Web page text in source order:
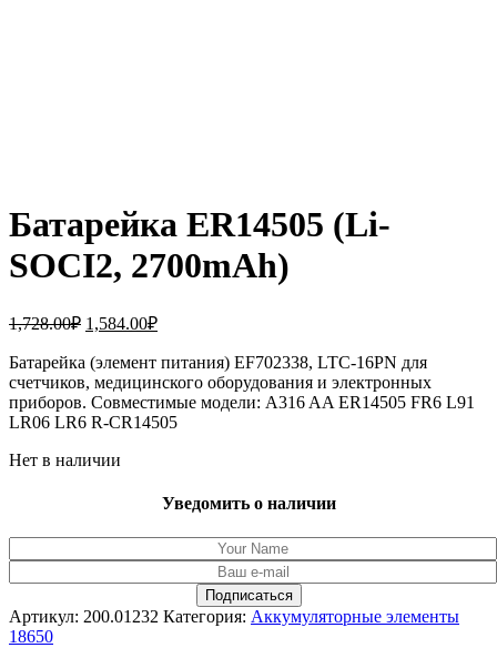
Батарейка ER14505 (Li-
SOCI2, 2700mAh)
1,728.00₽ Первоначальная
составляла
1,728.00₽.
1,584.00₽Текущая
1,584.00₽.
Батарейка (элемент питания) EF702338, LTC-16PN для
счетчиков, медицинского оборудования и электронных
приборов. Совместимые модели: A316 AA ER14505 FR6 L91
LR06 LR6 R-CR14505
Нет в наличии
Уведомить о наличии
Артикул: 200.01232 Категория: Аккумуляторные элементы
18650